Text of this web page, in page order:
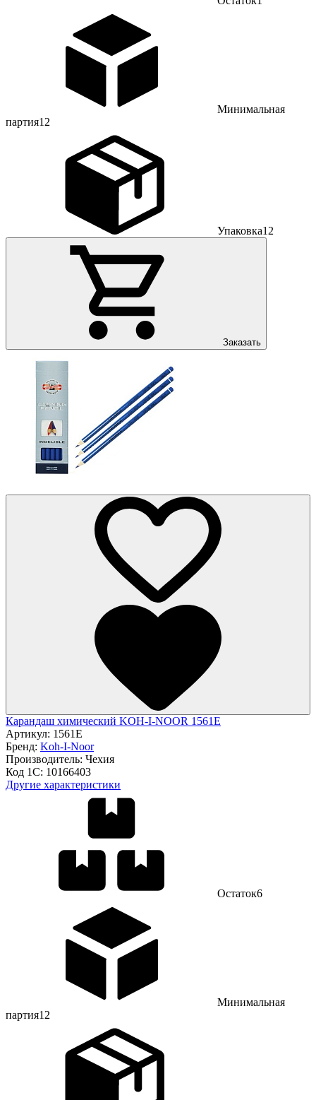
Минимальная
партия12
Упаковка12
Заказать
Карандаш химический KOH-I-NOOR 1561Е
Артикул: 1561Е
Бренд: Koh-I-Noor
Производитель: Чехия
Код 1С: 10166403
Другие характеристики
Остаток6
Минимальная
партия12